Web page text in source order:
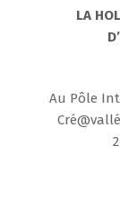
LA
Au Pôle